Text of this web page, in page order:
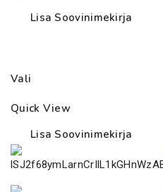
Lisa Soovinimekirja
Vali
Quick View
Lisa Soovinimekirja